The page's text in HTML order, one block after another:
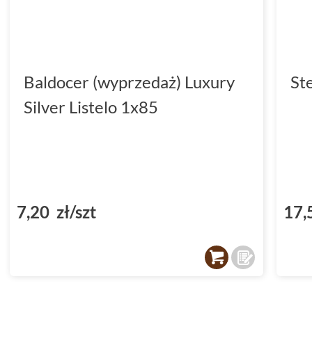
Baldocer (wyprzedaż) Luxury
Silver Listelo 1x85
7,20 zł/szt